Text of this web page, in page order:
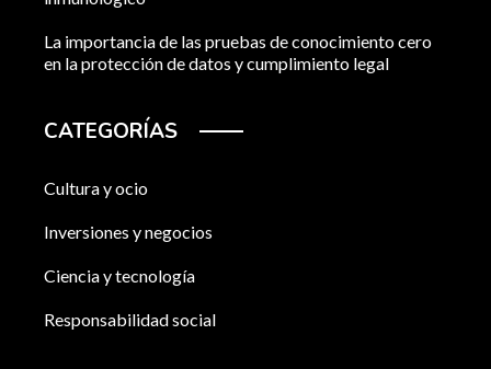
La importancia de las pruebas de conocimiento cero
en la protección de datos y cumplimiento legal
CATEGORÍAS
Cultura y ocio
Inversiones y negocios
Ciencia y tecnología
Responsabilidad social